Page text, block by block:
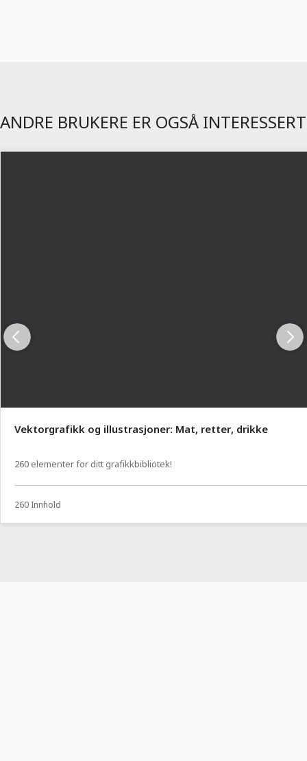
ANDRE BRUKERE ER OGSÅ INTERESSERT
Vektorgrafikk og illustrasjoner: Mat, retter, drikke
260 elementer for ditt grafikkbibliotek!
260 Innhold